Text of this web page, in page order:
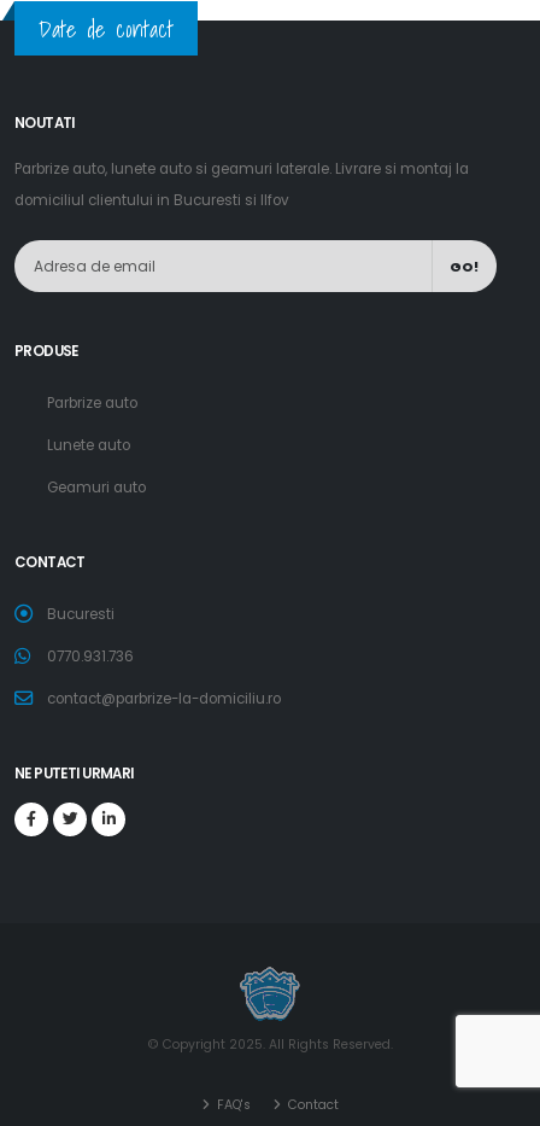
Date de contact
NOUTATI
Parbrize auto, lunete auto si geamuri laterale. Livrare si montaj la
domiciliul clientului in Bucuresti si Ilfov
GO!
PRODUSE
Parbrize auto
Lunete auto
Geamuri auto
CONTACT
Bucuresti
0770.931.736
contact@parbrize-la-domiciliu.ro
NE PUTETI URMARI
© Copyright 2025. All Rights Reserved.
FAQ's Contact